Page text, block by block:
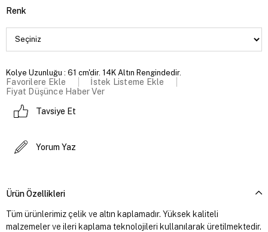
Renk
Kolye Uzunluğu : 61 cm'dir. 14K Altın Rengindedir.
Favorilere Ekle
İstek Listeme Ekle
Fiyat Düşünce Haber Ver
Tavsiye Et
Yorum Yaz
Ürün Özellikleri
Tüm ürünlerimiz çelik ve altın kaplamadır. Yüksek kaliteli
malzemeler ve ileri kaplama teknolojileri kullanılarak üretilmektedir.